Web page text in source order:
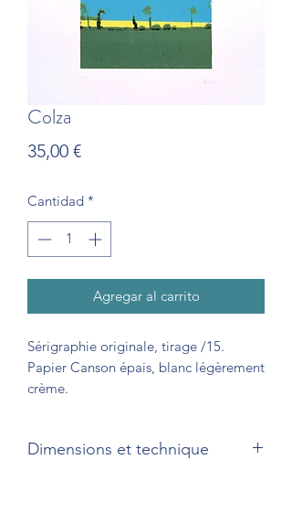
Colza
35,00 €Precio
Cantidad *
Agregar al carrito
Sérigraphie originale, tirage /15.
Papier Canson épais, blanc légèrement
crème.
Dimensions et technique